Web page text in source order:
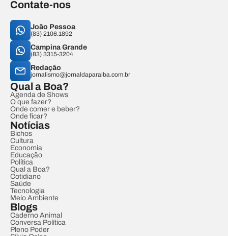
Contate-nos
João Pessoa
(83) 2106.1892
Campina Grande
(83) 3315-3204
Redação
jornalismo@jornaldaparaiba.com.br
Qual a Boa?
Agenda de Shows
O que fazer?
Onde comer e beber?
Onde ficar?
Notícias
Bichos
Cultura
Economia
Educação
Política
Qual a Boa?
Cotidiano
Saúde
Tecnologia
Meio Ambiente
Blogs
Caderno Animal
Conversa Política
Pleno Poder